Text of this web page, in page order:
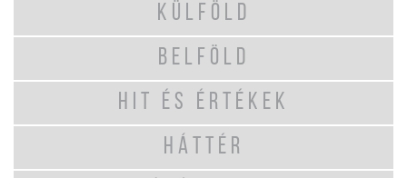
KÜLFÖLD
BELFÖLD
HIT ÉS ÉRTÉKEK
HÁTTÉR